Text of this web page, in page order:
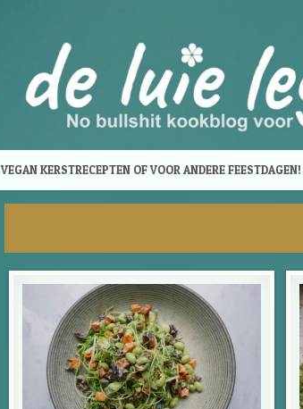
VEGAN KERSTRECEPTEN OF VOOR ANDERE FEESTDAGEN!